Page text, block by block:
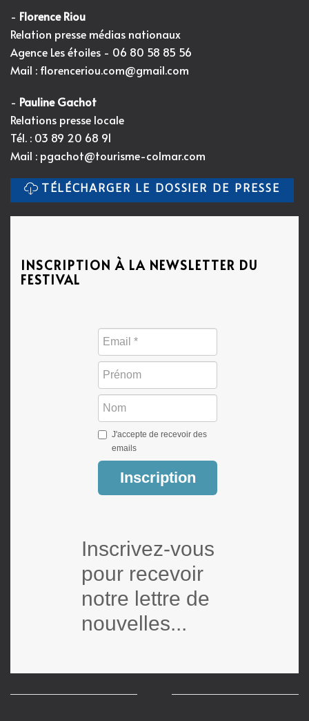
- Florence Riou
Relation presse médias nationaux
Agence Les étoiles - 06 80 58 85 56
Mail : florenceriou.com@gmail.com
- Pauline Gachot
Relations presse locale
Tél. : 03 89 20 68 91
Mail : pgachot@tourisme-colmar.com
TÉLÉCHARGER LE DOSSIER DE PRESSE
INSCRIPTION À LA NEWSLETTER DU
FESTIVAL
J'accepte de recevoir des
emails
Inscription
Inscrivez-vous
pour recevoir
notre lettre de
nouvelles...